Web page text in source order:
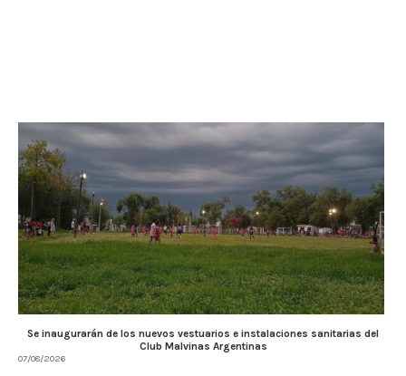
Se inaugurarán de los nuevos vestuarios e instalaciones sanitarias del
Club Malvinas Argentinas
07/08/2026